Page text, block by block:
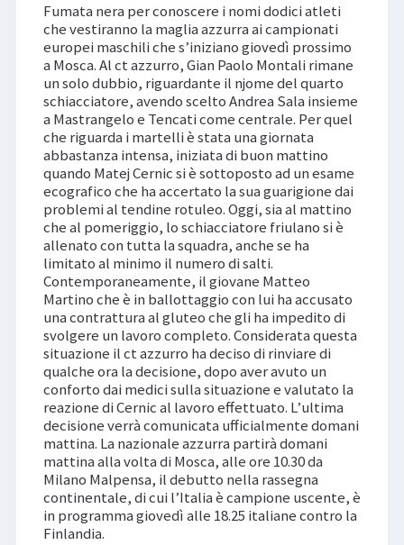
Fumata nera per conoscere i nomi dodici atleti
che vestiranno la maglia azzurra ai campionati
europei maschili che s’iniziano giovedì prossimo
a Mosca. Al ct azzurro, Gian Paolo Montali rimane
un solo dubbio, riguardante il njome del quarto
schiacciatore, avendo scelto Andrea Sala insieme
a Mastrangelo e Tencati come centrale. Per quel
che riguarda i martelli è stata una giornata
abbastanza intensa, iniziata di buon mattino
quando Matej Cernic si è sottoposto ad un esame
ecografico che ha accertato la sua guarigione dai
problemi al tendine rotuleo. Oggi, sia al mattino
che al pomeriggio, lo schiacciatore friulano si è
allenato con tutta la squadra, anche se ha
limitato al minimo il numero di salti.
Contemporaneamente, il giovane Matteo
Martino che è in ballottaggio con lui ha accusato
una contrattura al gluteo che gli ha impedito di
svolgere un lavoro completo. Considerata questa
situazione il ct azzurro ha deciso di rinviare di
qualche ora la decisione, dopo aver avuto un
conforto dai medici sulla situazione e valutato la
reazione di Cernic al lavoro effettuato. L’ultima
decisione verrà comunicata ufficialmente domani
mattina. La nazionale azzurra partirà domani
mattina alla volta di Mosca, alle ore 10.30 da
Milano Malpensa, il debutto nella rassegna
continentale, di cui l’Italia è campione uscente, è
in programma giovedì alle 18.25 italiane contro la
Finlandia.